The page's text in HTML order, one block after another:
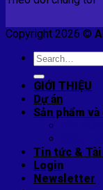
Copyright 2026 ©
Search
for:
GIỚI THIỆU
Dự án
Sản phẩm
Tin tức &
Login
Newsletter